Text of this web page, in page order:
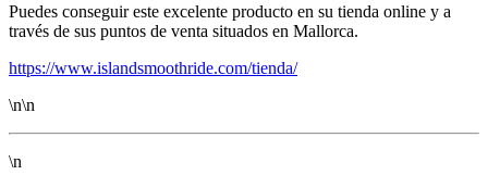
Puedes conseguir este excelente producto en su tienda online y a
través de sus puntos de venta situados en Mallorca.
https://www.islandsmoothride.com/tienda/
\n\n
\n